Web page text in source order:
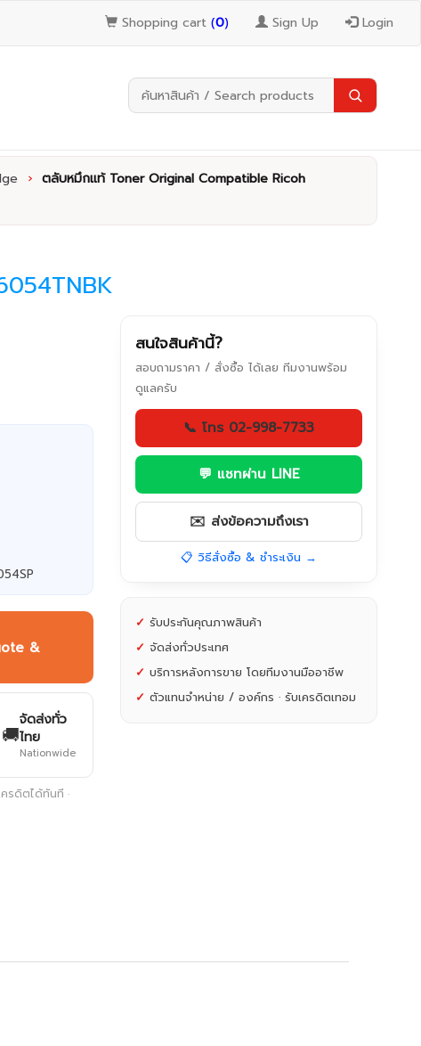
Shopping cart (0) Sign Up Login
› ตลับหมึกแท้ Toner Original Compatible Ricoh
&
🚚
จัดส่งทั่ว
ไทย
Nationwide
รดิตได้ทันที ·
สนใจสินค้านี้?
สอบถามราคา / สั่งซื้อ ได้เลย ทีมงานพร้อม
ดูแลครับ
📞 โทร 02-998-7733
💬 แชทผ่าน LINE
✉️ ส่งข้อความถึงเรา
📋 วิธีสั่งซื้อ & ชำระเงิน →
✓ รับประกันคุณภาพสินค้า
✓ จัดส่งทั่วประเทศ
✓ บริการหลังการขาย โดยทีมงานมืออาชีพ
✓ ตัวแทนจำหน่าย / องค์กร · รับเครดิตเทอม